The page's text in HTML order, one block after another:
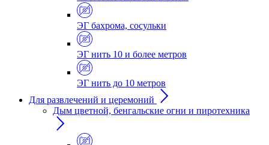
ЭГ бахрома, сосульки
ЭГ нить 10 и более метров
ЭГ нить до 10 метров
Для развлечений и церемоний
Дым цветной, бенгальские огни и пиротехника